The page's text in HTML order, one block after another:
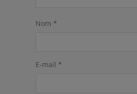
Nom *
E-mail *